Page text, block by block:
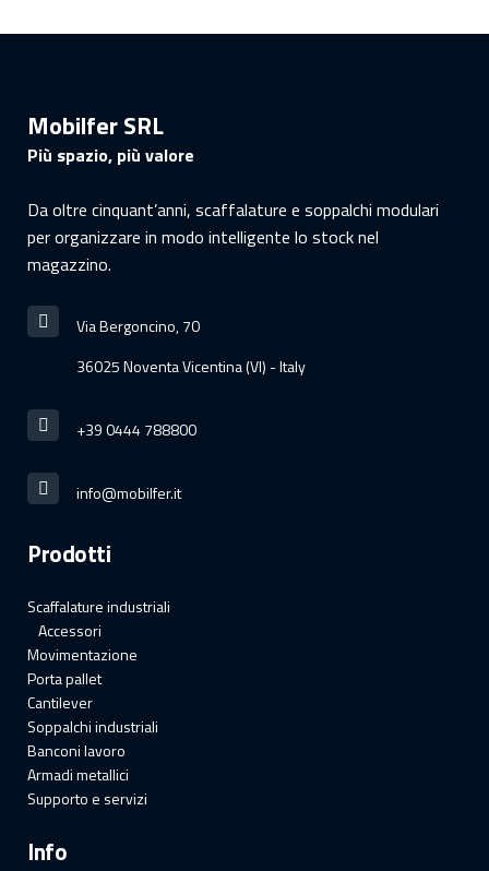
Mobilfer SRL
Più spazio, più valore
Da oltre cinquant’anni, scaffalature e soppalchi modulari
per organizzare in modo intelligente lo stock nel
magazzino.
Via Bergoncino, 70
36025 Noventa Vicentina (VI) - Italy
+39 0444 788800
info@mobilfer.it
Prodotti
Scaffalature industriali
Accessori
Movimentazione
Porta pallet
Cantilever
Soppalchi industriali
Banconi lavoro
Armadi metallici
Supporto e servizi
Info